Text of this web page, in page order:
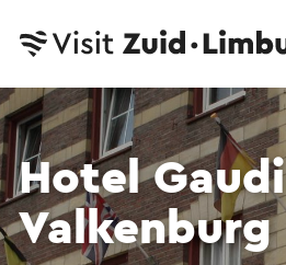
Hotel Gaudi
Valkenburg